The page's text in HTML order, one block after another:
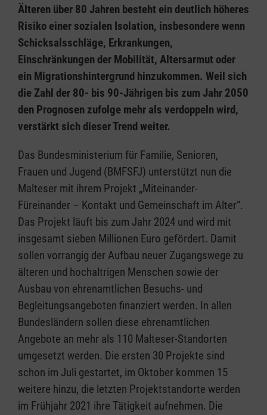
Älteren über 80 Jahren besteht ein deutlich höheres
Risiko einer sozialen Isolation, insbesondere wenn
Schicksalsschläge, Erkrankungen,
Einschränkungen der Mobilität, Altersarmut oder
ein Migrationshintergrund hinzukommen. Weil sich
die Zahl der 80- bis 90-Jährigen bis zum Jahr 2050
den Prognosen zufolge mehr als verdoppeln wird,
verstärkt sich dieser Trend weiter.
Das Bundesministerium für Familie, Senioren,
Frauen und Jugend (BMFSFJ) unterstützt nun die
Malteser mit ihrem Projekt „Miteinander-
Füreinander – Kontakt und Gemeinschaft im Alter“.
Das Projekt läuft bis zum Jahr 2024 und wird mit
insgesamt sieben Millionen Euro gefördert. Damit
sollen vorrangig der Aufbau neuer Zugangswege zu
älteren und hochaltrigen Menschen sowie der
Ausbau von ehrenamtlichen Besuchs- und
Begleitungsangeboten finanziert werden. In allen
Bundesländern sollen diese ehrenamtlichen
Angebote an mehr als 110 Malteser-Standorten
umgesetzt werden. Die ersten 30 Projekte sind
schon im Juli gestartet, im Oktober kommen 15
weitere hinzu, die letzten Projektstandorte werden
im Frühjahr 2021 ihre Tätigkeit aufnehmen. Die